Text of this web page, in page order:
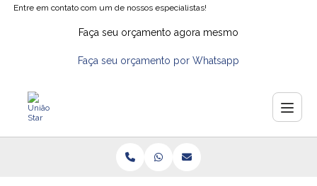
Entre em contato com um de nossos especialistas!
Faça seu orçamento agora mesmo
Faça seu orçamento por Whatsapp